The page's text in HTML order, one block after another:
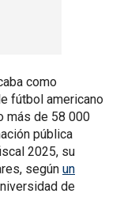
como
fútbol americano
más de 58 000
pública
2025, su
según un
de